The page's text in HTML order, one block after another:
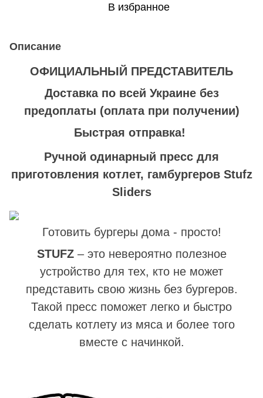
В избранное
Описание
ОФИЦИАЛЬНЫЙ ПРЕДСТАВИТЕЛЬ
Доставка по всей Украине без
предоплаты (оплата при получении)
Быстрая отправка!
Ручной одинарный пресс для
приготовления котлет, гамбургеров Stufz
Sliders
Готовить бургеры дома - просто!
STUFZ– это невероятно полезное
устройство для тех, кто не может
представить свою жизнь без бургеров.
Такой пресс поможет легко и быстро
сделать котлету из мяса и более того
вместе с начинкой.